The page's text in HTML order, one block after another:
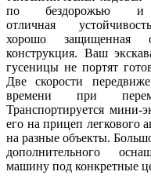
по бездорожью и
отличная
хорошо защищенная
конструкция. Ваш
гусеницы не портят
Две скорости
времени при
Транспортируется мини-
его на прицеп легкового
на разные объекты.
дополнительного
машину под конкретные